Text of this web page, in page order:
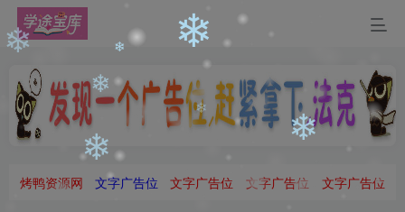
烤鸭资源网 文字广告位 文字广告位 文字广告位 文字广告位
❄ ❄
❄
❄
❄ ❄